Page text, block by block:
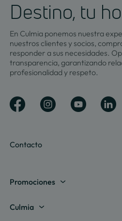
Destino, tu
En Culmia ponemos nuestra
nuestros clientes y socios,
responder a sus necesidades.
transparencia, garantizando
profesionalidad y respeto.
Contacto
Promociones
Madrid
Culmia